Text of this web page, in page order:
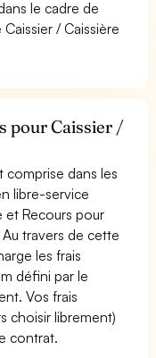
le cadre de
/ Caissière
pour Caissier /
comprise dans les
libre-service
et Recours pour
travers de cette
les frais
défini par le
Vos frais
choisir librement)
contrat.